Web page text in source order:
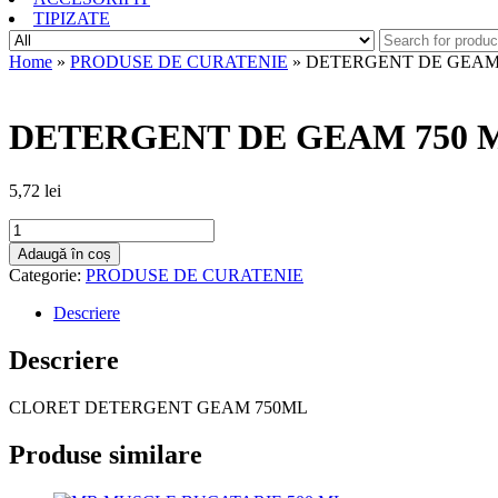
TIPIZATE
Home » PRODUSE DE CURATENIE » DETERGENT DE
DETERGENT DE GEAM 750
5,72 lei
Cantitate
DETERGENT
DE
GEAM
Adaugă în coș
Categorie: PRODUSE DE CURATENIE
Descriere
Descriere
CLORET DETERGENT GEAM 750ML
Produse similare